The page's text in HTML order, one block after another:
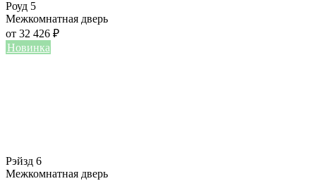
Роуд 5
Межкомнатная дверь
от 32 426 ₽
Новинка
Рэйзд 6
Межкомнатная дверь